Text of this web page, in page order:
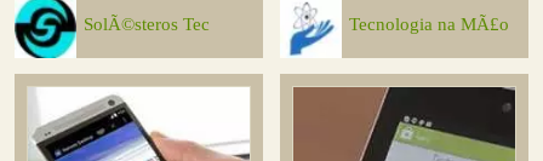
SolÃ©steros Tec Tecnologia na MÃ£o